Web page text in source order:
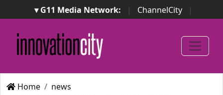
▾ G11 Media Network: | ChannelCity
|
ImpresaCity | SecurityOpenLab | Italian Channel
Awards
Italian Project Awards
Italian Security
Awards
Home
news